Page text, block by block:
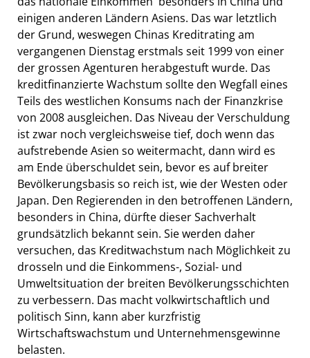
einigen anderen Ländern Asiens. Das war letztlich
der Grund, weswegen Chinas Kreditrating am
vergangenen Dienstag erstmals seit 1999 von einer
der grossen Agenturen herabgestuft wurde. Das
kreditfinanzierte Wachstum sollte den Wegfall eines
Teils des westlichen Konsums nach der Finanzkrise
von 2008 ausgleichen. Das Niveau der Verschuldung
ist zwar noch vergleichsweise tief, doch wenn das
aufstrebende Asien so weitermacht, dann wird es
am Ende überschuldet sein, bevor es auf breiter
Bevölkerungsbasis so reich ist, wie der Westen oder
Japan. Den Regierenden in den betroffenen Ländern,
besonders in China, dürfte dieser Sachverhalt
grundsätzlich bekannt sein. Sie werden daher
versuchen, das Kreditwachstum nach Möglichkeit zu
drosseln und die Einkommens-, Sozial- und
Umweltsituation der breiten Bevölkerungsschichten
zu verbessern. Das macht volkwirtschaftlich und
politisch Sinn, kann aber kurzfristig
Wirtschaftswachstum und Unternehmensgewinne
belasten.